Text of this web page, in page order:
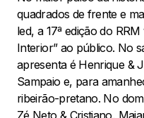
quadrados de frente e
led, a 17ª edição do
Interior” ao público. No
apresenta é Henrique &
Sampaio e, para
ribeirão-pretano. No